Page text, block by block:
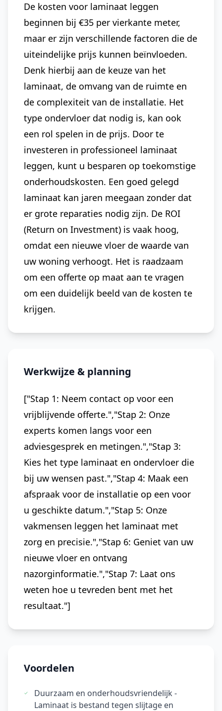
De kosten voor laminaat leggen
beginnen bij €35 per vierkante meter,
maar er zijn verschillende factoren die de
uiteindelijke prijs kunnen beïnvloeden.
Denk hierbij aan de keuze van het
laminaat, de omvang van de ruimte en
de complexiteit van de installatie. Het
type ondervloer dat nodig is, kan ook
een rol spelen in de prijs. Door te
investeren in professioneel laminaat
leggen, kunt u besparen op toekomstige
onderhoudskosten. Een goed gelegd
laminaat kan jaren meegaan zonder dat
er grote reparaties nodig zijn. De ROI
(Return on Investment) is vaak hoog,
omdat een nieuwe vloer de waarde van
uw woning verhoogt. Het is raadzaam
om een offerte op maat aan te vragen
om een duidelijk beeld van de kosten te
krijgen.
Werkwijze & planning
["Stap 1: Neem contact op voor een
vrijblijvende offerte.","Stap 2: Onze
experts komen langs voor een
adviesgesprek en metingen.","Stap 3:
Kies het type laminaat en ondervloer die
bij uw wensen past.","Stap 4: Maak een
afspraak voor de installatie op een voor
u geschikte datum.","Stap 5: Onze
vakmensen leggen het laminaat met
zorg en precisie.","Stap 6: Geniet van uw
nieuwe vloer en ontvang
nazorginformatie.","Stap 7: Laat ons
weten hoe u tevreden bent met het
resultaat."]
Voordelen
Duurzaam en onderhoudsvriendelijk -
Laminaat is bestand tegen slijtage en